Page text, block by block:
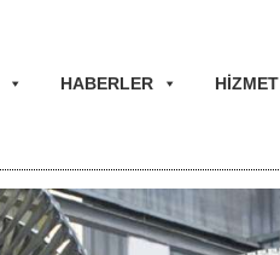
HABERLER HİZMET